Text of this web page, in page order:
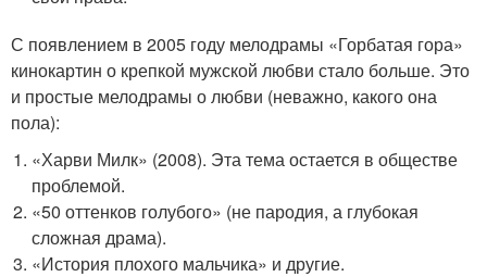
С появлением в 2005 году мелодрамы «Горбатая гора»
кинокартин о крепкой мужской любви стало больше. Это
и простые мелодрамы о любви (неважно, какого она
пола):
«Харви Милк» (2008). Эта тема остается в обществе
проблемой.
«50 оттенков голубого» (не пародия, а глубокая
сложная драма).
«История плохого мальчика» и другие.